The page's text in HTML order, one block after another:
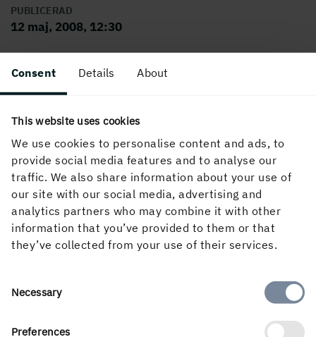
Consent Details About
This website uses cookies
We use cookies to personalise content and ads, to
provide social media features and to analyse our
traffic. We also share information about your use of
our site with our social media, advertising and
analytics partners who may combine it with other
information that you’ve provided to them or that
they’ve collected from your use of their services.
Consent
Necessary
Preferences
PUBLICERAD
12 maj, 2008, 12:30
Om webbplatsen
Följ oss i sociala medier